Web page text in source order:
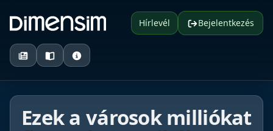
Hírlevél Bejelentkezés
Ezek a városok milliókat